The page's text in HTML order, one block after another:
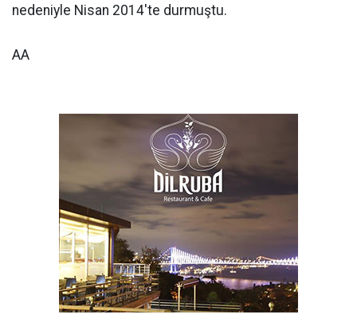
nedeniyle Nisan 2014'te durmuştu.
AA